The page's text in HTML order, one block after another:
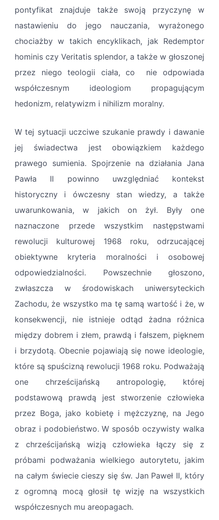
pontyfikat znajduje także swoją przyczynę w
nastawieniu do jego nauczania, wyrażonego
chociażby w takich encyklikach, jak Redemptor
hominis czy Veritatis splendor, a także w głoszonej
przez niego teologii ciała, co nie odpowiada
współczesnym ideologiom propagującym
hedonizm, relatywizm i nihilizm moralny.
W tej sytuacji uczciwe szukanie prawdy i dawanie
jej świadectwa jest obowiązkiem każdego
prawego sumienia. Spojrzenie na działania Jana
Pawła II powinno uwzględniać kontekst
historyczny i ówczesny stan wiedzy, a także
uwarunkowania, w jakich on żył. Były one
naznaczone przede wszystkim następstwami
rewolucji kulturowej 1968 roku, odrzucającej
obiektywne kryteria moralności i osobowej
odpowiedzialności. Powszechnie głoszono,
zwłaszcza w środowiskach uniwersyteckich
Zachodu, że wszystko ma tę samą wartość i że, w
konsekwencji, nie istnieje odtąd żadna różnica
między dobrem i złem, prawdą i fałszem, pięknem
i brzydotą. Obecnie pojawiają się nowe ideologie,
które są spuścizną rewolucji 1968 roku. Podważają
one chrześcijańską antropologię, której
podstawową prawdą jest stworzenie człowieka
przez Boga, jako kobietę i mężczyznę, na Jego
obraz i podobieństwo. W sposób oczywisty walka
z chrześcijańską wizją człowieka łączy się z
próbami podważania wielkiego autorytetu, jakim
na całym świecie cieszy się św. Jan Paweł II, który
z ogromną mocą głosił tę wizję na wszystkich
współczesnych mu areopagach.